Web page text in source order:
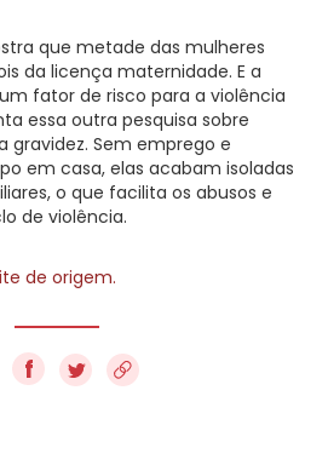
que metade das mulheres
da licença maternidade. E a
fator de risco para a violência
essa outra pesquisa sobre
gravidez. Sem emprego e
em casa, elas acabam isoladas
o que facilita os abusos e
de violência.
de origem.
f